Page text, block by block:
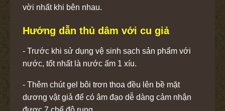
vời nhất khi bên nhau.
Hướng dẫn thủ dâm với cu giả
- Trước khi sử dụng vệ sinh sạch sản phẩm với
nước, tốt nhất là nước ấm 1 xíu.
- Thêm chút gel bôi trơn thoa đều lên bề mặt
dương vật giả để có âm đạo dễ dàng cảm nhận